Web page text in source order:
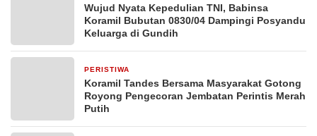
Wujud Nyata Kepedulian TNI, Babinsa
Koramil Bubutan 0830/04 Dampingi Posyandu
Keluarga di Gundih
PERISTIWA
Koramil Tandes Bersama Masyarakat Gotong
Royong Pengecoran Jembatan Perintis Merah
Putih